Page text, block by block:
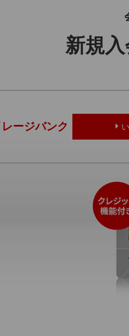
新規
ージバンク